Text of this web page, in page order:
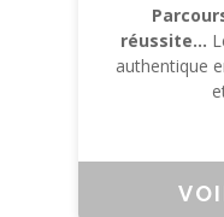
réussite…
authentique